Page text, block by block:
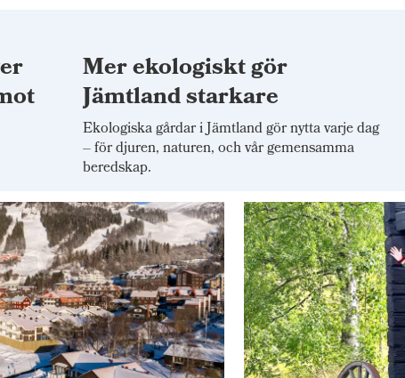
Mer ekologiskt gör
Jämtland starkare
Ekologiska gårdar i Jämtland gör nytta varje dag
– för djuren, naturen, och vår gemensamma
beredskap.